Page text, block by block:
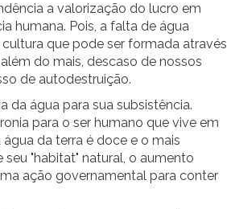
a valorização do lucro em
humana. Pois, a falta de água
que pode ser formada através
do mais, descaso de nossos
de autodestruição.
da água para sua subsistência.
para o ser humano que vive em
da terra é doce e o mais
"habitat" natural, o aumento
ação governamental para conter